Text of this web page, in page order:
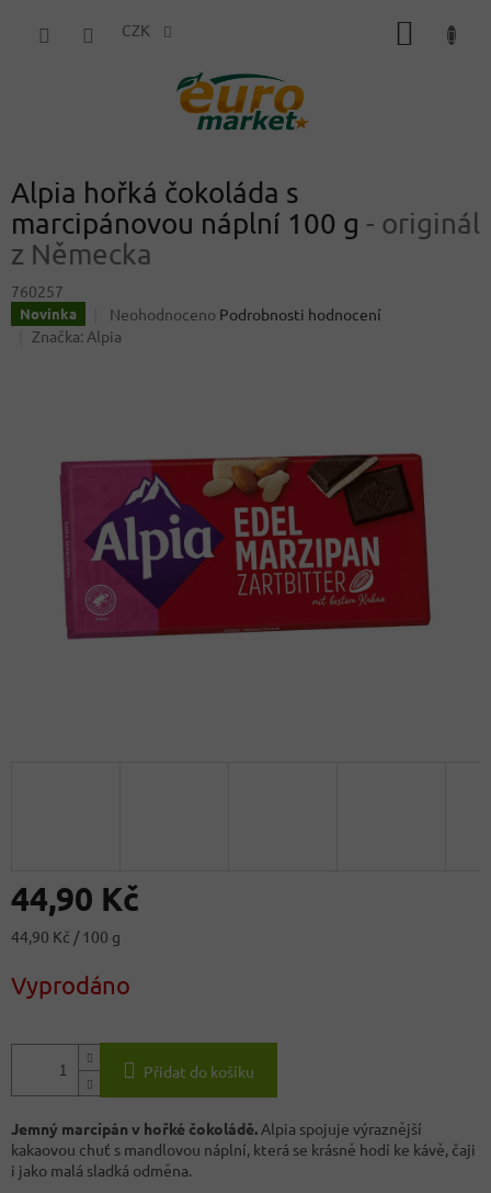
CZK
Alpia hořká čokoláda s
marcipánovou náplní 100 g - originál
z Německa
760257
Novinka
Průměrné
hodnocení
hvězdiček.
Neohodnoceno Podrobnosti hodnocení
Značka: Alpia
44,90 Kč
Měrná
44,90 Kč / 100 g
Vyprodáno
Přidat do košíku
Jemný marcipán v hořké čokoládě. Alpia spojuje výraznější
kakaovou chuť s mandlovou náplní, která se krásně hodí ke kávě, čaji
i jako malá sladká odměna.